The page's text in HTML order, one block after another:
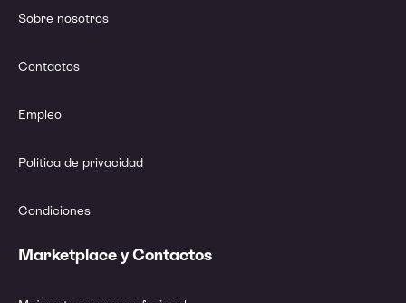
Sobre nosotros
Contactos
Empleo
Política de privacidad
Condiciones
Marketplace y Contactos